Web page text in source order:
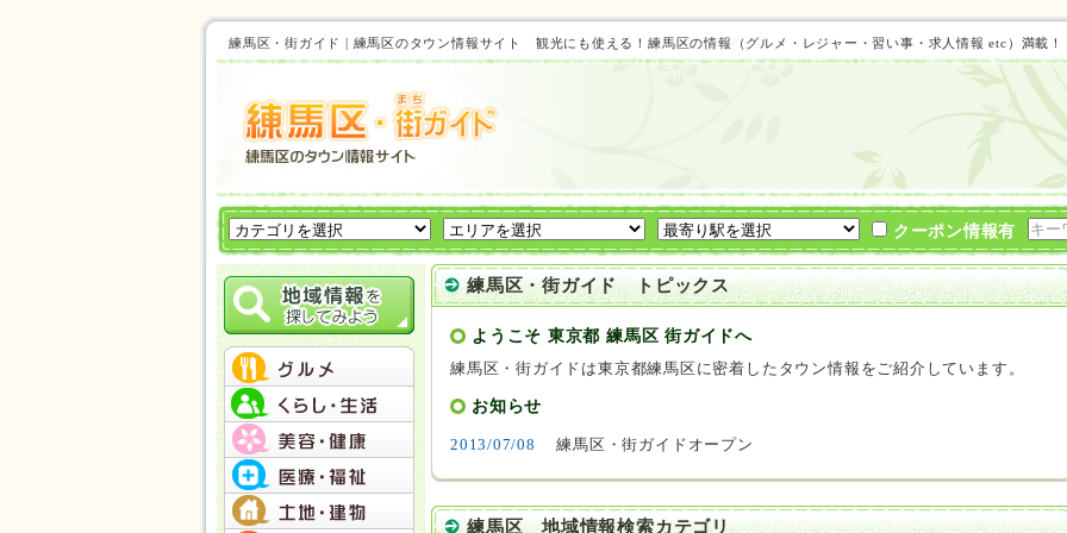
練馬区・街ガイド | 練馬区のタウン情報サイト 観光にも使える！練馬区の情報（グルメ・レジャー・習い事・求人情報 etc）満載
クーポン情報有
練馬区・街ガイド トピックス
ようこそ 東京都 練馬区 街ガイドへ
練馬区・街ガイドは東京都練馬区に密着したタウン情報をご紹介しています。
お知らせ
2013/07/08 練馬区・街ガイドオープン
練馬区 地域情報検索カテゴリ